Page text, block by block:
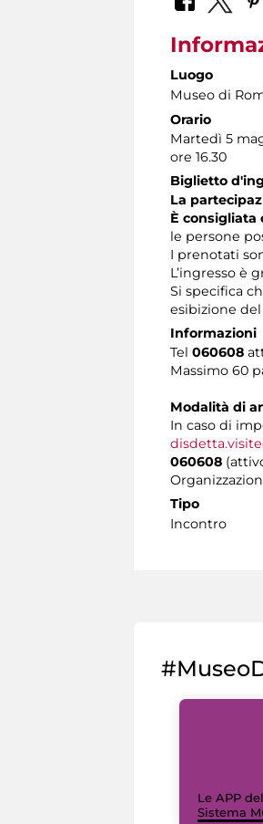
Luogo
Museo di
Orario
Martedì 5
ore 16.30
Biglietto
La
È consigliata
le persone
I prenotati
L’ingresso è
Si specifica
esibizione
Informazioni
Tel 060608
Massimo 60
Modalità di
In caso di
060608
Tipo
Incontro
Le APP del
Sistema